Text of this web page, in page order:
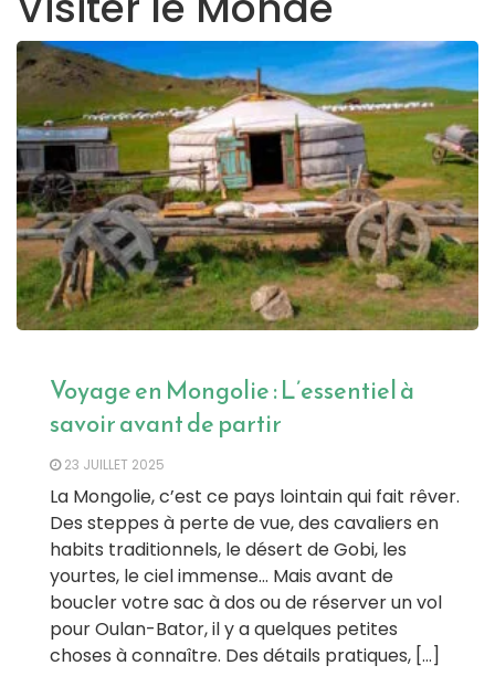
Voyage en Mongolie : L’essentiel à
savoir avant de partir
23 JUILLET 2025
La Mongolie, c’est ce pays lointain qui fait rêver.
Des steppes à perte de vue, des cavaliers en
habits traditionnels, le désert de Gobi, les
yourtes, le ciel immense… Mais avant de
boucler votre sac à dos ou de réserver un vol
pour Oulan-Bator, il y a quelques petites
choses à connaître. Des détails pratiques, […]